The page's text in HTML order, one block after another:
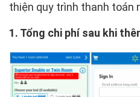
thiện quy trình thanh toán
1. Tổng chi phí sau khi